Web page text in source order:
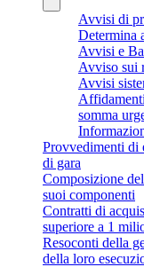
Avvisi di
Determina
Avvisi e
Avviso sui
Avvisi
somma
Provvedimenti di
di gara
Composizione
suoi componenti
Contratti di
superiore a 1
Resoconti della
della loro